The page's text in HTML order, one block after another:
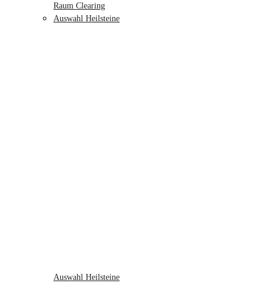
Raum Clearing
Auswahl Heilsteine
Auswahl Heilsteine